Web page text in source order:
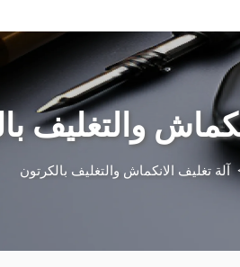
والتغليف
آلة تغليف الانكماش والتغليف بالكرتون